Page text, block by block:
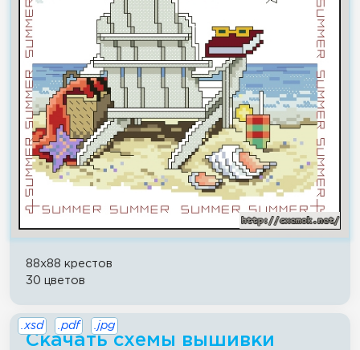
88x88 крестов
30 цветов
Скачать схемы вышивки
.xsd .pdf .jpg